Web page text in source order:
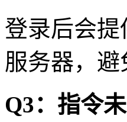
登录后会
服务器，
Q3：指令